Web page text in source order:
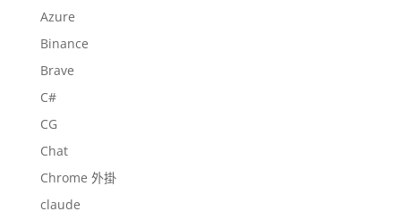
Azure
Binance
Brave
C#
CG
Chat
Chrome 外掛
claude